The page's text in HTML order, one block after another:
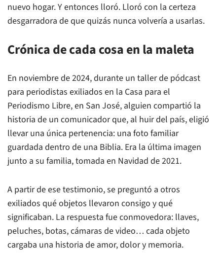
nuevo hogar. Y entonces lloró. Lloró con la certeza
desgarradora de que quizás nunca volvería a usarlas.
Crónica de cada cosa en la maleta
En noviembre de 2024, durante un taller de pódcast
para periodistas exiliados en la Casa para el
Periodismo Libre, en San José, alguien compartió la
historia de un comunicador que, al huir del país, eligió
llevar una única pertenencia: una foto familiar
guardada dentro de una Biblia. Era la última imagen
junto a su familia, tomada en Navidad de 2021.
A partir de ese testimonio, se preguntó a otros
exiliados qué objetos llevaron consigo y qué
significaban. La respuesta fue conmovedora: llaves,
peluches, botas, cámaras de video… cada objeto
cargaba una historia de amor, dolor y memoria.